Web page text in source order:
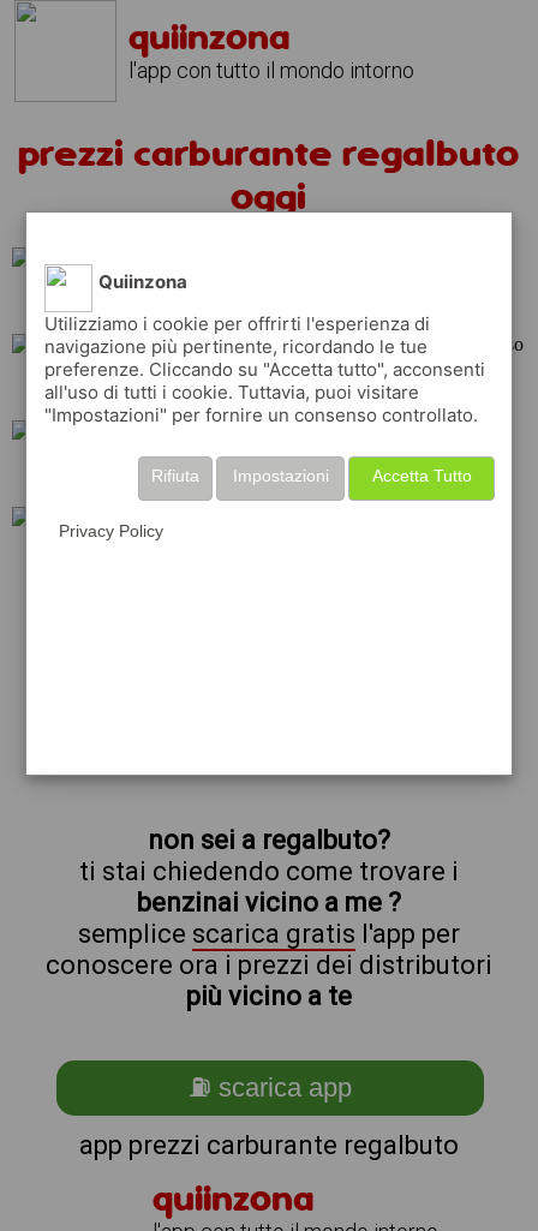
quiinzona
l'app con tutto il mondo intorno
prezzi carburante regalbuto
oggi
tamoil total
erg shell
non sei a regalbuto?
ti stai chiedendo come trovare i
benzinai vicino a me ?
semplice scarica gratis l'app per
conoscere ora i prezzi dei distributori
più vicino a te
⛽ scarica app
app prezzi carburante regalbuto
quiinzona
Quiinzona
Utilizziamo i cookie per offrirti l'esperienza di
navigazione più pertinente, ricordando le tue
preferenze. Cliccando su "Accetta tutto", acconsenti
all'uso di tutti i cookie. Tuttavia, puoi visitare
"Impostazioni" per fornire un consenso controllato.
Accetta Tutto
Impostazioni
Rifiuta
Privacy Policy